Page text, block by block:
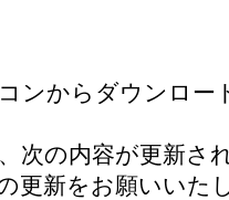
ンからダウンロー
次の内容が更新さ
更新をお願いいた